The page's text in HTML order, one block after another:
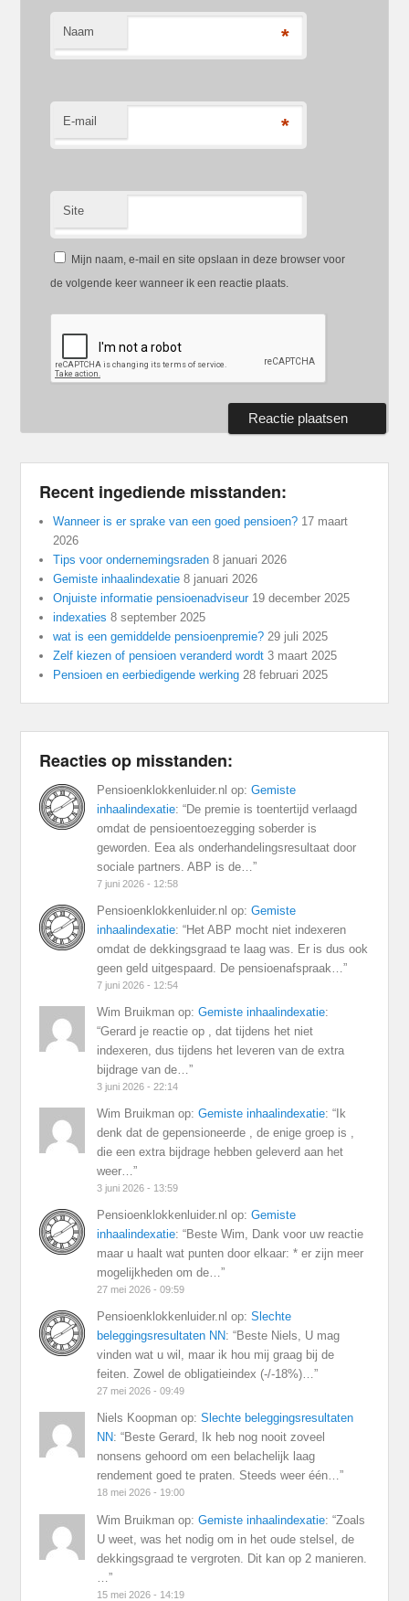
Naam *
E-mail *
Site
Mijn naam, e-mail en site opslaan in deze browser voor
de volgende keer wanneer ik een reactie plaats.
Recent ingediende misstanden:
Wanneer is er sprake van een goed pensioen? 17 maart
2026
Tips voor ondernemingsraden 8 januari 2026
Gemiste inhaalindexatie 8 januari 2026
Onjuiste informatie pensioenadviseur 19 december 2025
indexaties 8 september 2025
wat is een gemiddelde pensioenpremie? 29 juli 2025
Zelf kiezen of pensioen veranderd wordt 3 maart 2025
Pensioen en eerbiedigende werking 28 februari 2025
Reacties op misstanden:
Pensioenklokkenluider.nl op:Gemiste
inhaalindexatie: “De premie is toentertijd verlaagd
omdat de pensioentoezegging soberder is
geworden. Eea als onderhandelingsresultaat door
sociale partners. ABP is de…”
7 juni 2026 - 12:58
Pensioenklokkenluider.nl op:Gemiste
inhaalindexatie: “Het ABP mocht niet indexeren
omdat de dekkingsgraad te laag was. Er is dus ook
geen geld uitgespaard. De pensioenafspraak…”
7 juni 2026 - 12:54
Wim Bruikman op:Gemiste inhaalindexatie:
“Gerard je reactie op , dat tijdens het niet
indexeren, dus tijdens het leveren van de extra
bijdrage van de…”
3 juni 2026 - 22:14
Wim Bruikman op:Gemiste inhaalindexatie: “ Ik
denk dat de gepensioneerde , de enige groep is ,
die een extra bijdrage hebben geleverd aan het
weer…”
3 juni 2026 - 13:59
Pensioenklokkenluider.nl op:Gemiste
inhaalindexatie: “Beste Wim, Dank voor uw reactie
maar u haalt wat punten door elkaar: * er zijn meer
mogelijkheden om de…”
27 mei 2026 - 09:59
Pensioenklokkenluider.nl op:Slechte
beleggingsresultaten NN: “Beste Niels, U mag
vinden wat u wil, maar ik hou mij graag bij de
feiten. Zowel de obligatieindex (-/-18%)…”
27 mei 2026 - 09:49
Niels Koopman op:Slechte beleggingsresultaten
NN: “Beste Gerard, Ik heb nog nooit zoveel
nonsens gehoord om een belachelijk laag
rendement goed te praten. Steeds weer één…”
18 mei 2026 - 19:00
Wim Bruikman op:Gemiste inhaalindexatie: “Zoals
U weet, was het nodig om in het oude stelsel, de
dekkingsgraad te vergroten. Dit kan op 2 manieren.
…”
15 mei 2026 - 14:19